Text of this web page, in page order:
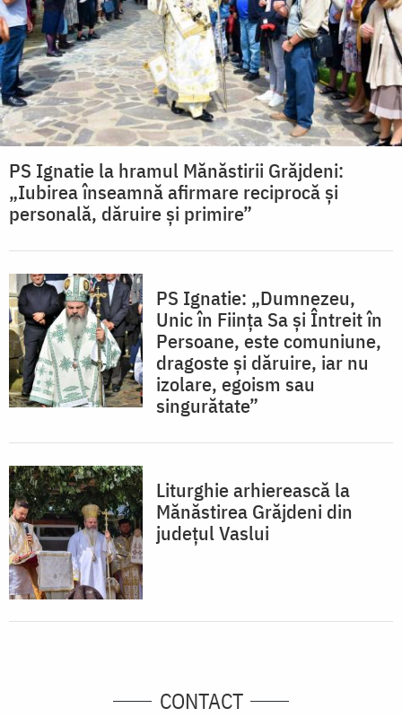
PS Ignatie la hramul Mănăstirii Grăjdeni:
„Iubirea înseamnă afirmare reciprocă și
personală, dăruire și primire”
PS Ignatie: „Dumnezeu,
Unic în Ființa Sa și Întreit în
Persoane, este comuniune,
dragoste și dăruire, iar nu
izolare, egoism sau
singurătate”
Liturghie arhierească la
Mănăstirea Grăjdeni din
judeţul Vaslui
CONTACT